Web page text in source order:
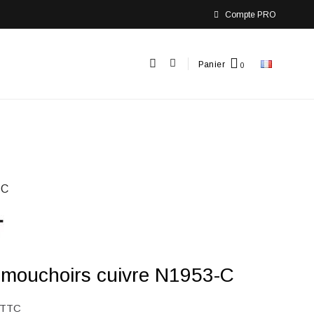
Compte PRO
Panier
cuivre N1953-C